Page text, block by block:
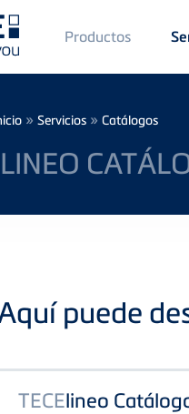
Main
Menü
1
Productos
» Servicios » Catálogos
puede
TECElineo